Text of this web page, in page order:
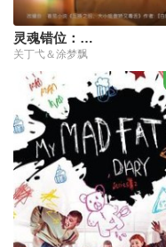
灵魂错位：大小姐画风失控
关丁弋＆涂梦飘